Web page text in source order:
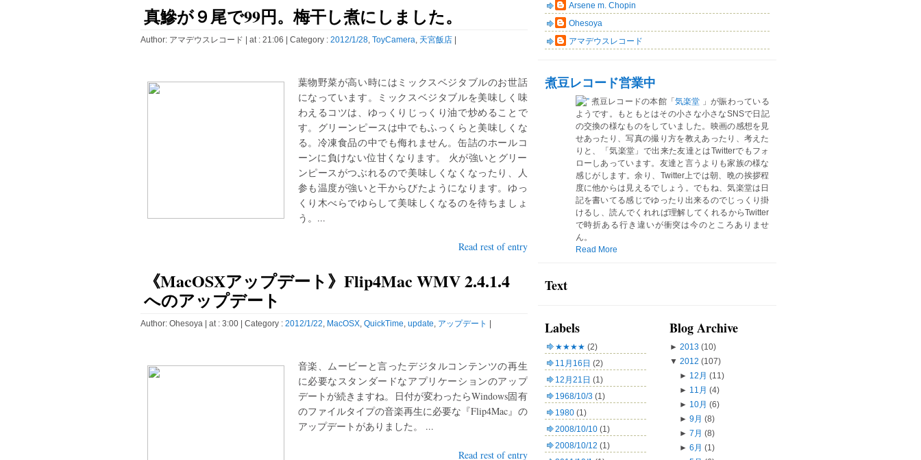
真鰺が９尾で99円。梅干し煮にしました。
Author: アマデウスレコード | at : 21:06 | Category : 2012/1/28, ToyCamera 天宮飯店 |
葉物野菜が高い時にはミックスベジタブルのお世話
になっています。ミックスベジタブルを美味しく味
わえるコツは、ゆっくりじっくり油で炒めることで
す。グリーンピースは中でもふっくらと美味しくな
る。冷凍食品の中でも侮れません。缶詰のホールコ
ーンに負けない位甘くなります。 火が強いとグリー
ンピースがつぶれるので美味しくなくなったり、人
参も温度が強いと干からびたようになります。ゆっ
くり木べらでゆらして美味しくなるのを待ちましょ
う。...
Read rest of entry
《MacOSXアップデート》Flip4Mac WMV 2.4.1.4
へのアップデート
Author: Ohesoya| at : 3:00 | Category : 2012/1/22, MacOSX, QuickTime, update, アップデート
音楽、ムービーと言ったデジタルコンテンツの再生
に必要なスタンダードなアプリケーションのアップ
デートが続きますね。日付が変わったらWindows固有
のファイルタイプの音楽再生に必要な『Flip4Mac』の
アップデートがありました。 ...
Read rest of entry
Arsene m. Chopin
Ohesoya
アマデウスレコード
煮豆レコード営業中
煮豆レコードの本館「 気楽堂 」が賑わっている
ようです。もともとはその小さな小さなSNSで日記
の交換の様なものをしていました。映画の感想を見
せあったり、写真の撮り方を教えあったり、考えた
りと、「気楽堂」で出来た友達とはTwitterでもフォ
ローしあっています。友達と言うよりも家族の様な
感じがします。余り、Twitter上では朝、晩の挨拶程
度に他からは見えるでしょう。でもね、気楽堂は日
記を書いてる感じでゆったり出来るのでじっくり掛
けるし、読んでくれれば理解してくれるからTwitter
で時折ある行き違いが衝突は今のところありませ
ん。
Read More
Text
Labels
★★★★ (2)
11月16日 (2)
12月21日 (1)
1968/10/3 (1)
1980 (1)
2008/10/10 (1)
2008/10/12 (1)
Blog Archive
► 2013 (10)
▼ 2012 (107)
► 12月 (11)
► 11月 (4)
► 10月 (6)
► 9月 (8)
► 7月 (8)
► 6月 (1)